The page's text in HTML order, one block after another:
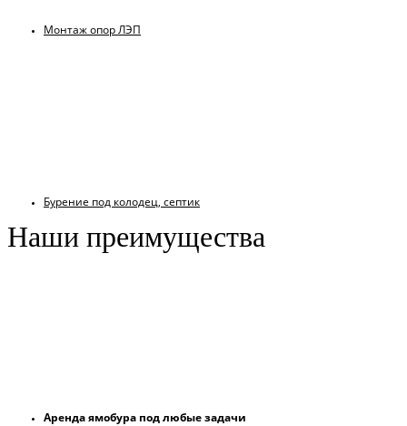
Монтаж опор ЛЭП
Бурение под колодец, септик
Наши преимущества
Аренда ямобура под любые задачи